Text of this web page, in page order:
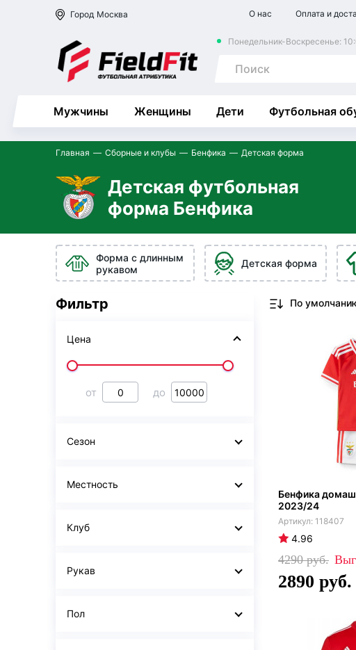
Город Москва О нас Оплата и
Понедельник-Воскресенье:
Мужчины Женщины Дети Футбольная
Главная Сборные и клубы Бенфика Детская форма
Детская футбольная
форма Бенфика
Форма с длинным
рукавом
Детская форма
Фильтр
Цена
от до
Сезон
Местность
Клуб
Рукав
Пол
Бенфика
2023/24
118407
4.96
4290
2890